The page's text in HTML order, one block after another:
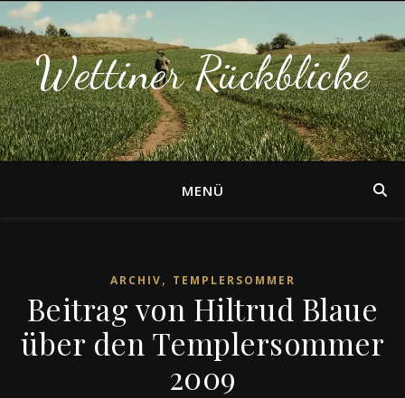
Wettiner Rückblicke
MENÜ
ARCHIV, TEMPLERSOMMER
Beitrag von Hiltrud Blaue
über den Templersommer
2009